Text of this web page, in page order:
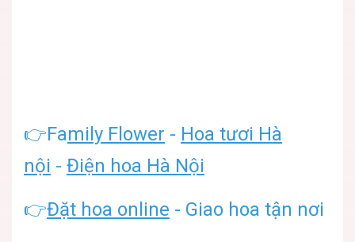
👉Family Flower - Hoa tươi Hà
nội - Điện hoa Hà Nội
👉Đặt hoa online - Giao hoa tận nơi